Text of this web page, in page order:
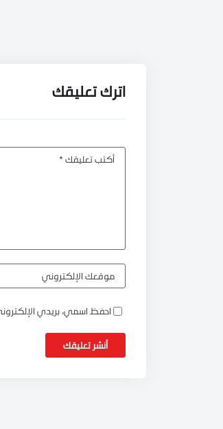
اترك تعليقك
احفظ اسمي، بريدي